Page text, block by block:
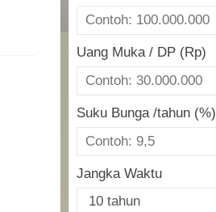
Uang Muka / DP (Rp)
Suku Bunga /tahun (%)
Jangka Waktu